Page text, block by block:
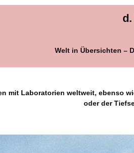
Welt in Übersichten –
mit Laboratorien weltweit, ebenso
oder der